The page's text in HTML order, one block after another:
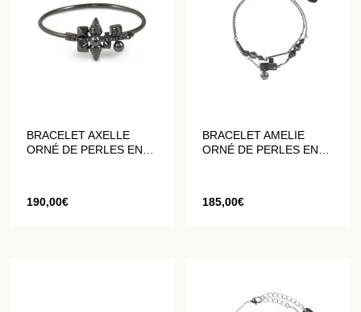
BRACELET AXELLE
ORNÉ DE PERLES EN
190,00€
BRACELET AMELIE
ORNÉ DE PERLES EN
185,00€